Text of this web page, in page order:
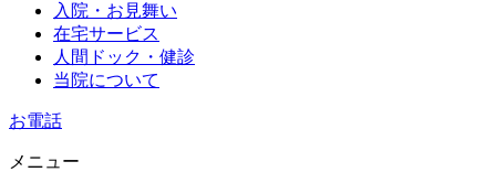
入院・お見舞い
在宅サービス
人間ドック・健診
当院について
お電話
メニュー